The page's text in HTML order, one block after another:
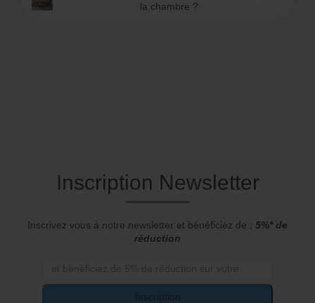
la chambre ?
Inscription Newsletter
Inscrivez vous à notre newsletter et bénéficiez de : 5%* de
réduction
Inscription